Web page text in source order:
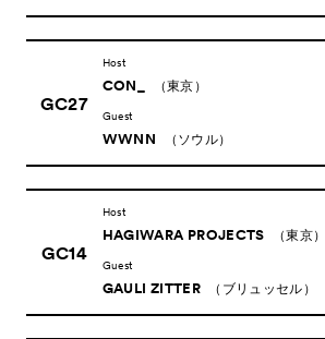
GC27
Host
CON_ （東京）
Guest
WWNN （ソウル）
GC14
Host
HAGIWARA PROJECTS （東京）
Guest
GAULI ZITTER （ブリュッセル）